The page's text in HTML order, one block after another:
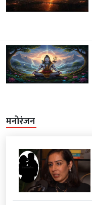
मनोरंजन